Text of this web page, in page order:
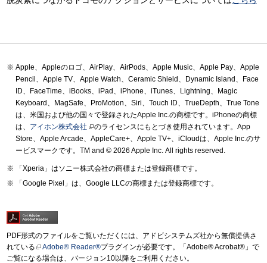
Apple、Appleのロゴ、AirPlay、AirPods、Apple Music、Apple Pay、Apple
Pencil、Apple TV、Apple Watch、Ceramic Shield、Dynamic Island、Face
ID、FaceTime、iBooks、iPad、iPhone、iTunes、Lightning、Magic
Keyboard、MagSafe、ProMotion、Siri、Touch ID、TrueDepth、True Tone
は、米国および他の国々で登録されたApple Inc.の商標です。iPhoneの商標
は、 アイホン株式会社
のライセンスにもとづき使用されています。App
Store、Apple Arcade、AppleCare+、Apple TV+、iCloudは、Apple Inc.のサ
ービスマークです。TM and © 2026 Apple Inc. All rights reserved.
「Xperia」はソニー株式会社の商標または登録商標です。
「Google Pixel」は、Google LLCの商標または登録商標です。
PDF形式のファイルをご覧いただくには、アドビシステムズ社から無償提供さ
れている
Adobe® Reader®プラグインが必要です。「Adobe® Acrobat®」で
ご覧になる場合は、バージョン10以降をご利用ください。